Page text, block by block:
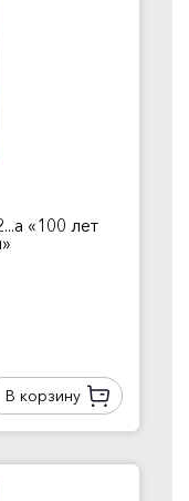
«100 лет
В корзину